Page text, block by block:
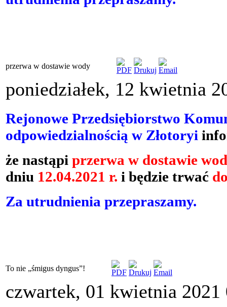
przerwa w dostawie wody
poniedziałek, 12 kwietnia
Rejonowe Przedsiębiorstwo
odpowiedzialnością w Złotoryi
że nastąpi przerwa w dostawie
dniu 12.04.2021 r. i będzie trwać
Za utrudnienia przepraszamy.
To nie „śmigus dyngus”!
czwartek, 01 kwietnia 2021